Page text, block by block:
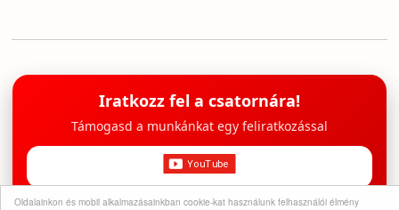
Oldalainkon és mobil alkalmazásainkban cookie-kat használunk felhasználói élmény
Iratkozz fel a csatornára!
Támogasd a munkánkat egy feliratkozással